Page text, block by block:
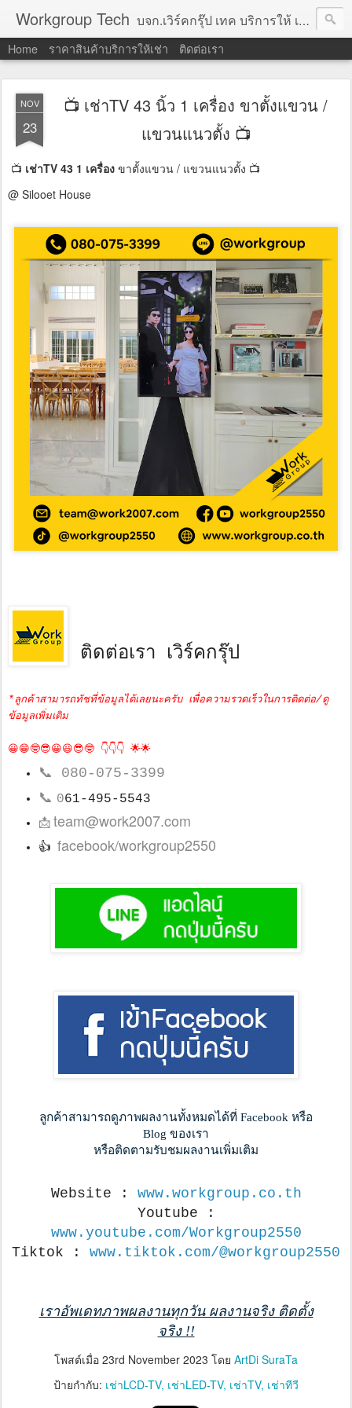
Workgroup Tech บจก.เวิร์คกรุ๊ป เทค บริการให้ เช่าคอมพิวเตอร์ โน้ตบุ๊ค โปรเจคเตอร์ ทีวีจอแบน จอทัชสกรีน ตู้คีออส วีดีโอวอล และอุปกรณ์อื่น ๆ บริการให้เช่าเป็น รายวัน
Home ราคาสินค้าบริการให้เช่า ติดต่อเรา
NOV
23
📺 เช่าTV 43 นิ้ว 1 เครื่อง ขาตั้งแขวน /
แขวนแนวตั้ง 📺
📺 เช่าTV 43 1 เครื่อง ขาตั้งแขวน / แขวนแนวตั้ง 📺
@ Silooet House
ติดต่อเรา เวิร์คกรุ๊ป
*ลูกค้าสามารถทัชที่ข้อมูลได้เลยนะครับ เพื่อความรวดเร็วในการติดต่อ/ดู
ข้อมูลเพิ่มเติม
😀😁🤓😎😀😃😎🤓 👇👇👇 🌟🌟
📞 080-075-3399
📞 061-495-5543
📩team@work2007.com
👍 facebook/workgroup2550
ลูกค้าสามารถดูภาพผลงานทั้งหมดได้ที่ Facebook หรือ
Blog ของเรา
หรือติดตามรับชมผลงานเพิ่มเติม
Website : www.workgroup.co.th
Youtube :
www.youtube.com/Workgroup2550
Tiktok : www.tiktok.com/@workgroup2550
เราอัพเดทภาพผลงานทุกวัน ผลงานจริง ติดตั้ง
จริง !!
โพสต์เมื่อ 23rd November 2023 โดย ArtDi SuraTa
ป้ายกำกับ: เช่าLCD-TV เช่าLED-TV เช่าTV เช่าทีวี